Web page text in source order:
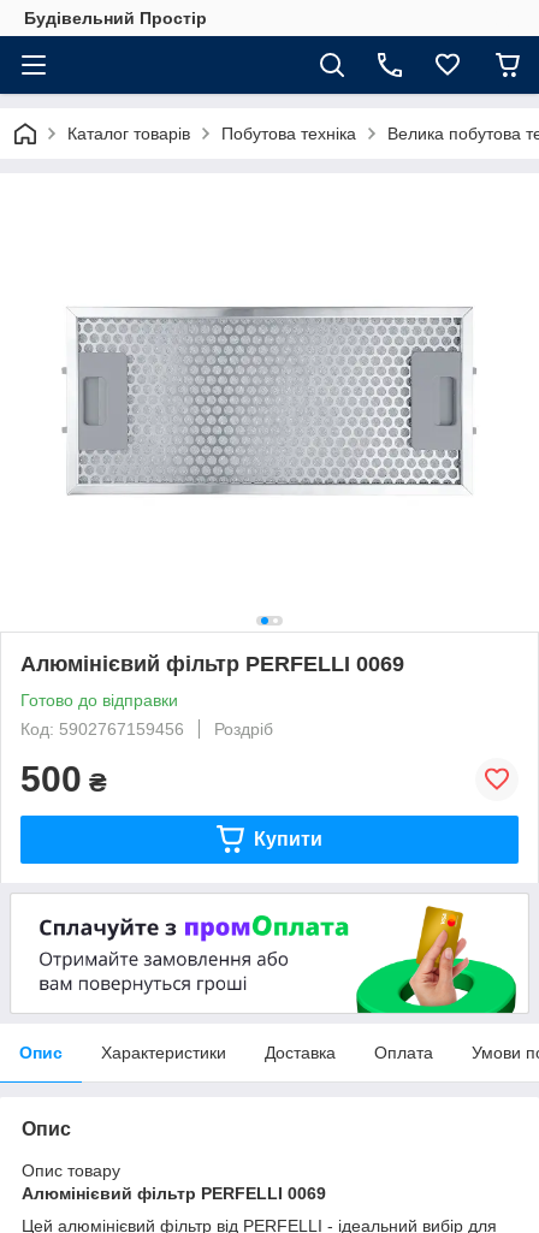
Будівельний Простір
Каталог товарів Побутова техніка Велика побутова
Алюмінієвий фільтр PERFELLI 0069
Готово до відправки
Код: 5902767159456
Роздріб
500 ₴
Купити
Опис Характеристики Доставка Оплата Умови
Опис
Опис товару
Алюмінієвий фільтр PERFELLI 0069
Цей алюмінієвий фільтр від PERFELLI - ідеальний вибір для